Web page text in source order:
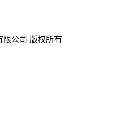
限公司 版权所有